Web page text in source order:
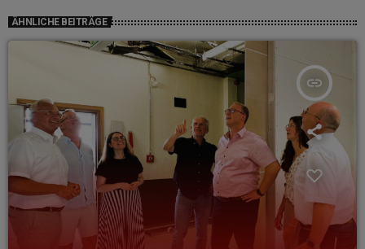
ÄHNLICHE BEITRÄGE
insert_link